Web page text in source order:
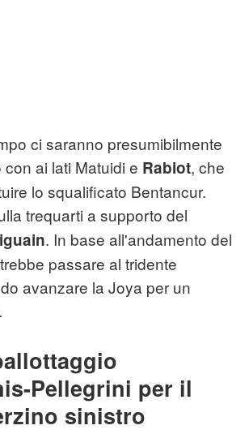
ci saranno presumibilmente
ai lati Matuidi e Rabiot, che
lo squalificato Bentancur.
trequarti a supporto del
. In base all'andamento del
passare al tridente
avanzare la Joya per un
Pellegrini per il
sinistro